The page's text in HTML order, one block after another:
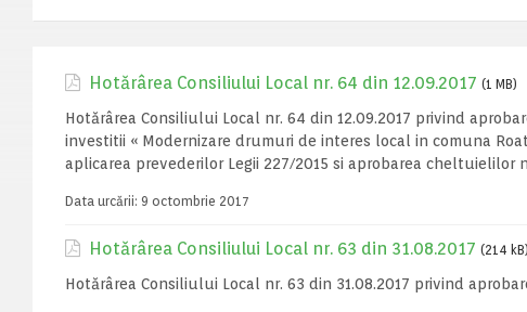
Hotărârea Consiliului Local nr. 64 din 12.09.2017 (1 MB)
Hotărârea Consiliului Local nr. 64 din 12.09.2017 privind
investitii « Modernizare drumuri de interes local in comuna
aplicarea prevederilor Legii 227/2015 si aprobarea
Data urcării: 9 octombrie 2017
Hotărârea Consiliului Local nr. 63 din 31.08.2017 (214 kB)
Hotărârea Consiliului Local nr. 63 din 31.08.2017 privind